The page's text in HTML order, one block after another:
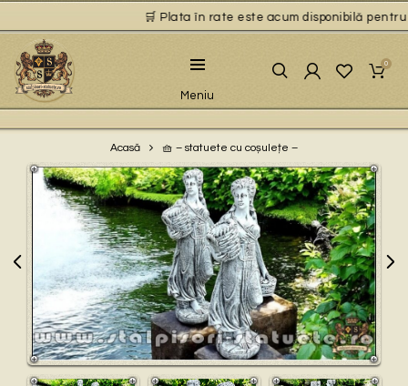
🛒 Plata în rate este acum disponibilă pentru
Meniu
0
Acasă 🧺 – statuete cu coșulețe –
Play